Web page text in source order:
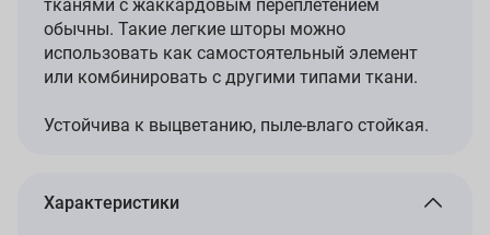
тканями с жаккардовым переплетением
обычны. Такие легкие шторы можно
использовать как самостоятельный элемент
или комбинировать с другими типами ткани.
Устойчива к выцветанию, пыле-влаго стойкая.
Характеристики